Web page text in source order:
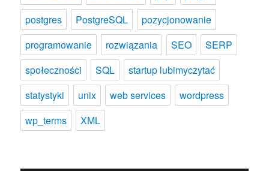
postgres
PostgreSQL
pozycjonowanie
programowanie
rozwiązania SEO
SERP
społeczności
SQL
startup lubimyczytać
statystyki
unix web services
wordpress
wp_terms
XML